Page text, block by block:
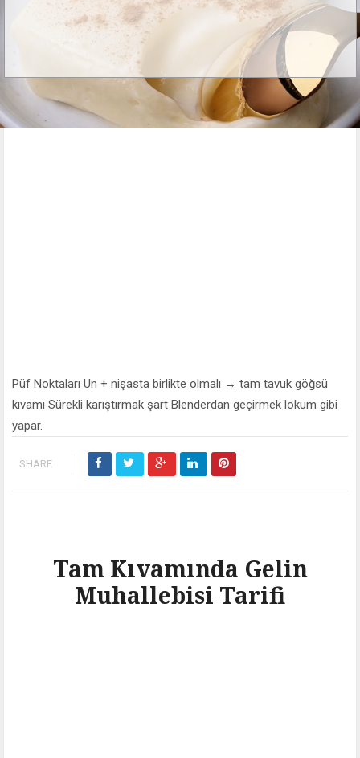
Püf Noktaları Un + nişasta birlikte olmalı → tam tavuk göğsü
kıvamı Sürekli karıştırmak şart Blenderdan geçirmek lokum gibi
yapar.
SHARE
Tam Kıvamında Gelin
Muhallebisi Tarifi